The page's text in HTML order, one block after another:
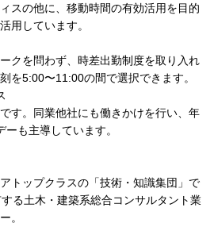
スの他に、移動時間の有効活用を目的
用しています。
クを問わず、時差出勤制度を取り入れ
を5:00〜11:00の間で選択できます。
す。同業他社にも働きかけを行い、年
も主導しています。
トップクラスの「技術・知識集団」で
る土木・建築系総合コンサルタント業
。